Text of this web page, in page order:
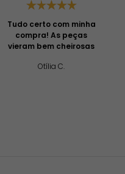
Tudo certo com minha
compra! As peças
vieram bem cheirosas
Otília C.